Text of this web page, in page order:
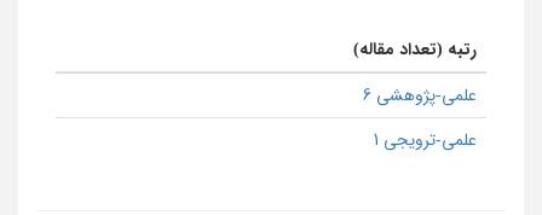
رتبه (تعداد مقاله)
علمی-پژوهشی 6
علمی-ترویجی 1